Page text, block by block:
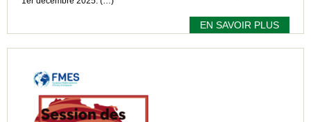
EN SAVOIR PLUS